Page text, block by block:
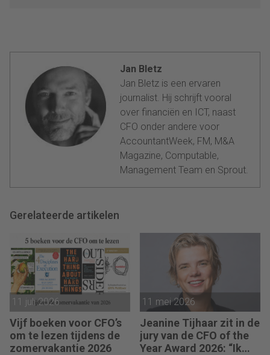
Jan Bletz
Jan Bletz is een ervaren
journalist. Hij schrijft vooral
over financiën en ICT, naast
CFO onder andere voor
AccountantWeek, FM, M&A
Magazine, Computable,
Management Team en Sprout.
Gerelateerde artikelen
11 juli 2026
Vijf boeken voor CFO’s
om te lezen tijdens de
zomervakantie 2026
11 mei 2026
Jeanine Tijhaar zit in de
jury van de CFO of the
Year Award 2026: “Ik